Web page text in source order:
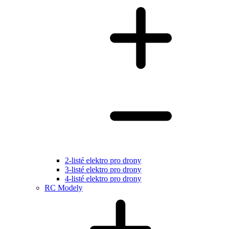
2-listé elektro pro drony
3-listé elektro pro drony
4-listé elektro pro drony
RC Modely